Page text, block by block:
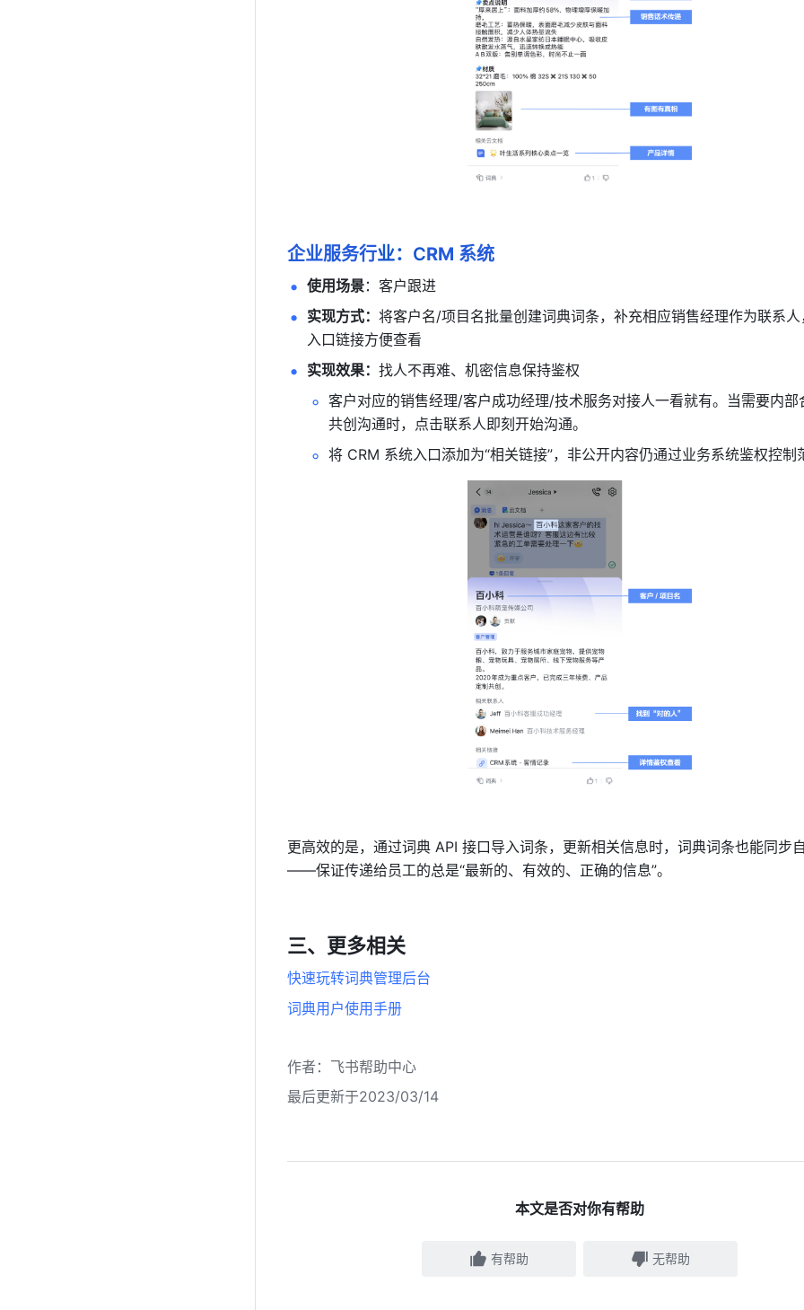
企业服务行业：CRM 系统
使用场景：客户跟进
实现方式： 将客户名/项目名批量创建词典词条，补充相应销售经理作为联系
入口链接方便查看
实现效果： 找人不再难、机密信息保持鉴权
客户对应的销售经理/客户成功经理/技术服务对接人一看就有。当需要内部
共创沟通时，点击联系人即刻开始沟通。
将 CRM 系统入口添加为“相关链接”，非公开内容仍通过业务系统鉴权控制
更高效的是，通过词典 API 接口导入词条，更新相关信息时，词典词条也能同步
——保证传递给员工的总是“最新的、有效的、正确的信息”。
三、更多相关
快速玩转词典管理后台
词典用户使用手册
作者 ： 飞书帮助中心
最后更新于2023/03/14
本文是否对你有帮助
有帮助 无帮助